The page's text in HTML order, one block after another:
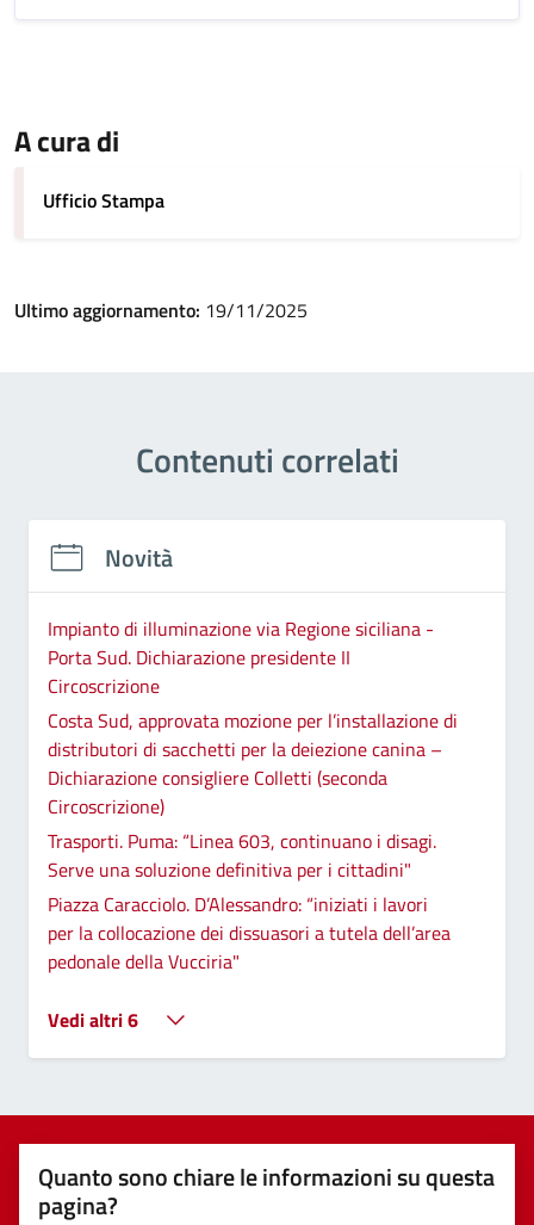
A cura di
Ufficio Stampa
Ultimo aggiornamento: 19/11/2025
Contenuti correlati
Novità
Impianto di illuminazione via Regione siciliana -
Porta Sud. Dichiarazione presidente II
Circoscrizione
Costa Sud, approvata mozione per l’installazione di
distributori di sacchetti per la deiezione canina –
Dichiarazione consigliere Colletti (seconda
Circoscrizione)
Trasporti. Puma: “Linea 603, continuano i disagi.
Serve una soluzione definitiva per i cittadini"
Piazza Caracciolo. D’Alessandro: “iniziati i lavori
per la collocazione dei dissuasori a tutela dell’area
pedonale della Vucciria"
Vedi altri 6
Quanto sono chiare le informazioni su questa
pagina?